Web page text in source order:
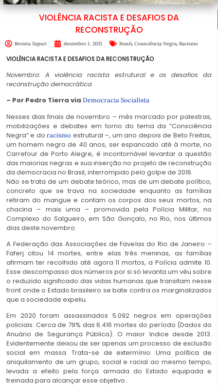
VIOLÊNCIA RACISTA E DESAFIOS DA
RECONSTRUÇÃO
Revista Xapuri dezembro 1, 2021 Brasil, Consciência Negra, Racismo
VIOLÊNCIA RACISTA E DESAFIOS DA RECONSTRUÇÃO
Novembro: A violência racista estrutural e os desafios da
reconstrução democrática
– Por Pedro Tierra via Democracia Socialista
Nesses dias finais de novembro – mês marcado por palestras,
mobilizações e debates em torno do tema da “Consciência
Negra” e doracismo estrutural –, um ano depois de Beto Freitas,
um homem negro de 40 anos, ser espancado até à morte, no
Carrefour de Porto Alegre, é incontornável levantar a questão
das maiorias negras e sua inserção no projeto de reconstrução
da democracia no Brasil, interrompido pelo golpe de 2016.
Não se trata de um debate teórico, mas de um debate político,
concreto que se trava na sociedade enquanto as famílias
retiram do mangue e contam os corpos dos seus mortos, na
chacina – mais uma – promovida pela Polícia Militar, no
Complexo do Salgueiro, em São Gonçalo, no Rio, nos últimos
dias deste novembro.
A Federação das Associações de Favelas do Rio de Janeiro –
Faferj citou 14 mortes, entre elas três meninas, as famílias
afirmam ter recolhido até agora 11 mortos, a Polícia admite 10.
Esse descompasso dos números por si só levanta um véu sobre
o reduzido significado das vidas humanas que transitam nesse
front onde o Estado brasileiro se bate contra os marginalizados
que a sociedade expeliu.
Em 2020 foram assassinados 5.092 negros em operações
policiais. Cerca de 79% das 6.416 mortes do período (Dados do
Anuário de Segurança Pública). O maior índice desde 2013.
Evidentemente deixou de ser apenas um processo de exclusão
social em massa. Trata-se de extermínio. Uma política de
aniquilamento de um grupo, social e racial ao mesmo tempo,
levada a efeito pela força armada do Estado equipada e
treinada para alcançar esse objetivo.